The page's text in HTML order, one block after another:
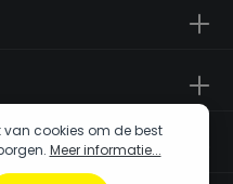
van cookies om de best
Meer informatie...